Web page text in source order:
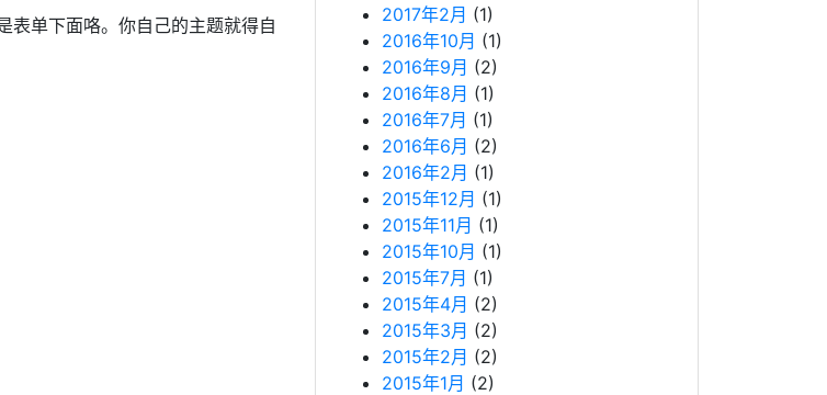
表单下面咯。你自己的主题就得自
2017年2月 (1)
2016年10月 (1)
2016年9月 (2)
2016年8月 (1)
2016年7月 (1)
2016年6月 (2)
2016年2月 (1)
2015年12月 (1)
2015年11月 (1)
2015年10月 (1)
2015年7月 (1)
2015年4月 (2)
2015年3月 (2)
2015年2月 (2)
2015年1月 (2)